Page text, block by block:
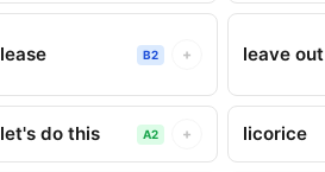
lease B2 + leave out
let's do this A2 + licorice